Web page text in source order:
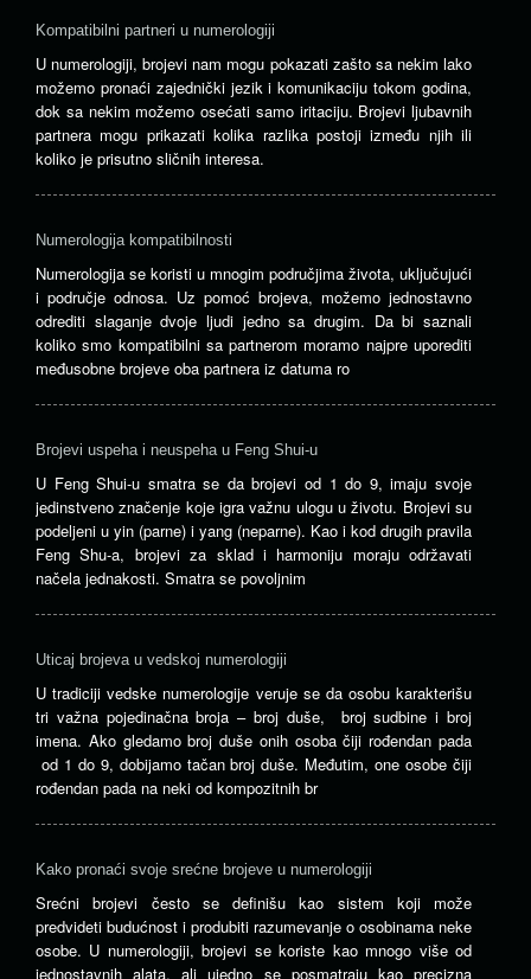
Kompatibilni partneri u numerologiji
U numerologiji, brojevi nam mogu pokazati zašto sa nekim lako
možemo pronaći zajednički jezik i komunikaciju tokom godina,
dok sa nekim možemo osećati samo iritaciju. Brojevi ljubavnih
partnera mogu prikazati kolika razlika postoji između njih ili
koliko je prisutno sličnih interesa.
Numerologija kompatibilnosti
Numerologija se koristi u mnogim područjima života, uključujući
i područje odnosa. Uz pomoć brojeva, možemo jednostavno
odrediti slaganje dvoje ljudi jedno sa drugim. Da bi saznali
koliko smo kompatibilni sa partnerom moramo najpre uporediti
međusobne brojeve oba partnera iz datuma ro
Brojevi uspeha i neuspeha u Feng Shui-u
U Feng Shui-u smatra se da brojevi od 1 do 9, imaju svoje
jedinstveno značenje koje igra važnu ulogu u životu. Brojevi su
podeljeni u yin (parne) i yang (neparne). Kao i kod drugih pravila
Feng Shu-a, brojevi za sklad i harmoniju moraju održavati
načela jednakosti. Smatra se povoljnim
Uticaj brojeva u vedskoj numerologiji
U tradiciji vedske numerologije veruje se da osobu karakterišu
tri važna pojedinačna broja – broj duše, broj sudbine i broj
imena. Ako gledamo broj duše onih osoba čiji rođendan pada
od 1 do 9, dobijamo tačan broj duše. Međutim, one osobe čiji
rođendan pada na neki od kompozitnih br
Kako pronaći svoje srećne brojeve u numerologiji
Srećni brojevi često se definišu kao sistem koji može
predvideti budućnost i produbiti razumevanje o osobinama neke
osobe. U numerologiji, brojevi se koriste kao mnogo više od
jednostavnih alata, ali ujedno se posmatraju kao precizna